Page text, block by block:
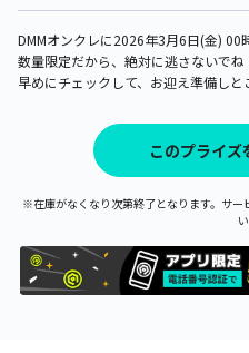
DMMオンクレに2026年3月6日(金) 00
数量限定だから、絶対に逃さないでね
早めにチェックして、お迎え準備しと
このプライズ
※在庫がなくなり次第終了となります。サ
い